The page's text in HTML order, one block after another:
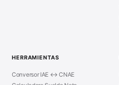
HERRAMIENTAS
Conversor IAE ↔ CNAE